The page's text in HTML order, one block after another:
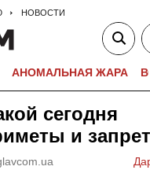
НОВОСТИ
АНОМАЛЬНАЯ ЖАРА
сегодня
и